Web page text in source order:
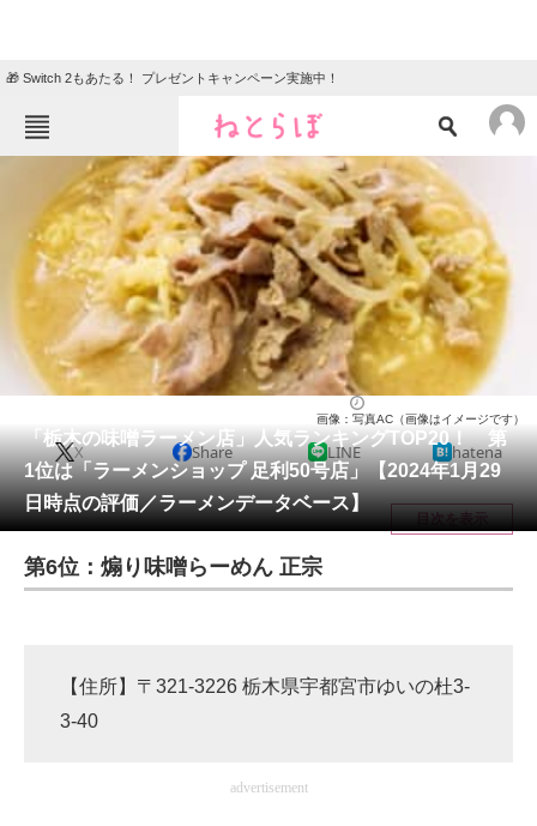
🎁 Switch 2もあたる！ プレゼントキャンペーン実施中！
ねとらぼメニュー
ニュース
エンタメ クイズ
グルメ 地域
住まい 教育・育児
動物 リサーチ
会員記事
メディア
注目記事を集めた総合ページ
ITの今と未来を見通す
進化するPCとデバイスの未来
ビジネスと働き方のヒント
「栃木の味噌ラーメン店」人気ランキングTOP20！ 第
1位は「ラーメンショップ 足利50号店」【2024年1月29
日時点の評価／ラーメンデータベース】
画像：写真AC（画像はイメージです）
X Share LINE hatena
目次を表示
第6位：煽り味噌らーめん 正宗
【住所】〒321-3226 栃木県宇都宮市ゆいの杜3-
3-40
advertisement